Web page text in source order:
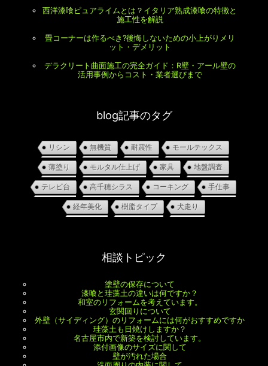
西洋漆喰ピュアライムとは？イタリア熟成漆喰の特徴と
施工性を解説
畳コーナーは作るべき?後悔しないための小上がりメリ
ット・デメリット
デラクリート曲面施工の完全ガイド：R壁・アール壁の
活用事例からコスト・業者選びまで
blog記事のタグ
リシン 無機質 耐震性 モールテックス
薄塗り モルタル仕上げ 家具 地盤調査
テレビ台 高千穂シラス コーキング 手仕事
経年美化 樹脂タイプ 犬走り
相談トピック
塗壁の保存について
漆喰と珪藻土の違いは何ですか？
和室のリフォームを考えています。
玄関回りについて
外壁（サイディング）のリフォームには何がおすすめですか
珪藻土も日焼けしますか？
名古屋市内で新築を検討しています。
添付画像のサイズに関して
壁が汚れた場合